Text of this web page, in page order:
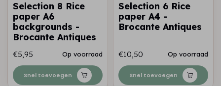
Selection 8 Rice
paper A6
backgrounds -
Brocante Antiques
€5,95 Op voorraad
Snel toevoegen
Selection 6 Rice
paper A4 -
Brocante Antiques
€10,50 Op voorraad
Snel toevoegen